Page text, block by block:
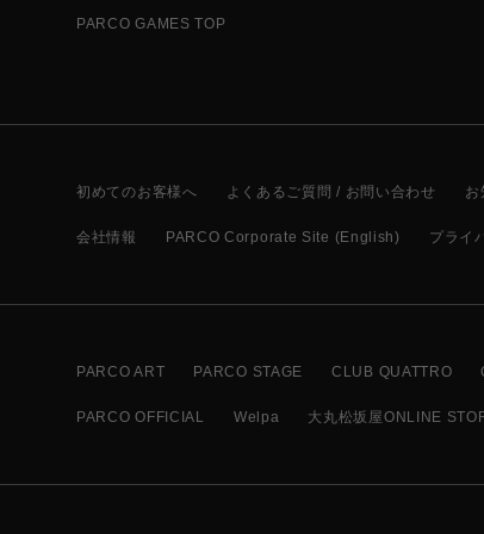
PARCO GAMES TOP
初めてのお客様へ よくあるご質問 / お問い合わせ お
会社情報 PARCO Corporate Site (English) プライ
PARCO ART PARCO STAGE CLUB QUATTRO
PARCO OFFICIAL Welpa 大丸松坂屋ONLINE